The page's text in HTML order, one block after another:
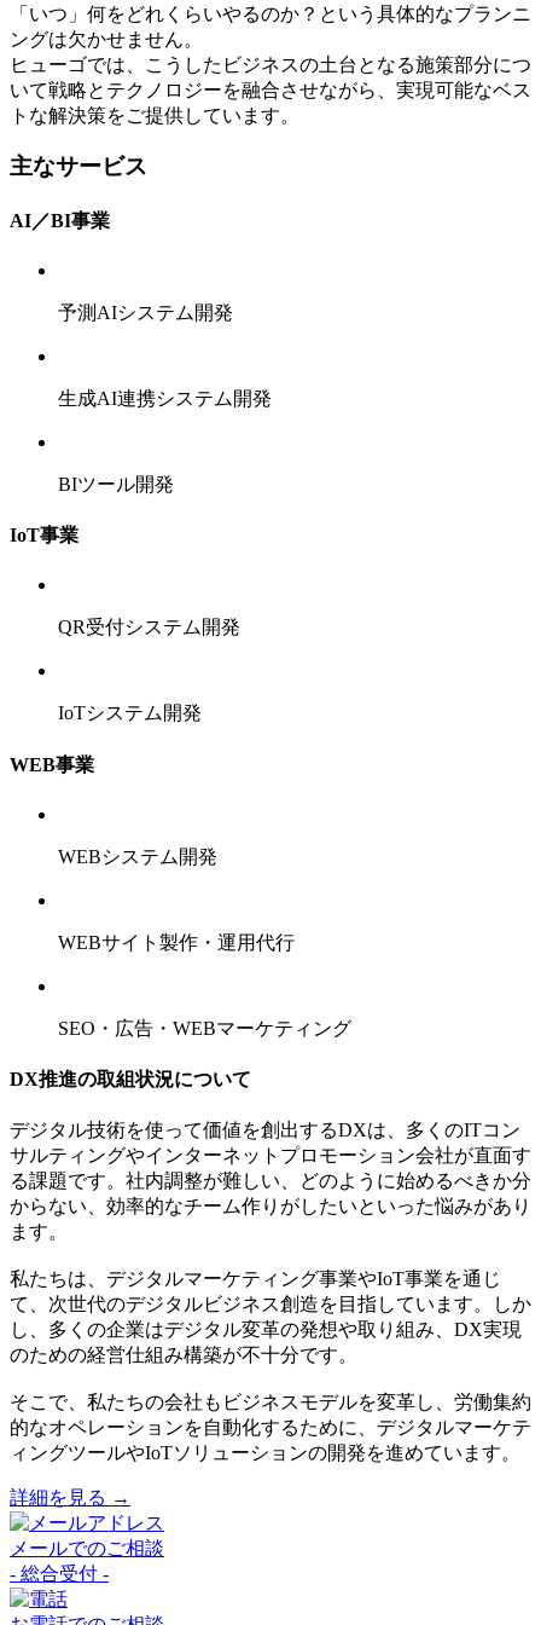
「いつ」何をどれくらいやるのか？という具体的なプランニ
ングは欠かせません。
ヒューゴでは、こうしたビジネスの土台となる施策部分につ
いて戦略とテクノロジーを融合させながら、実現可能なベス
トな解決策をご提供しています。
主なサービス
AI／BI事業
予測AIシステム開発
生成AI連携システム開発
BIツール開発
IoT事業
QR受付システム開発
IoTシステム開発
WEB事業
WEBシステム開発
WEBサイト製作・運用代行
SEO・広告・WEBマーケティング
DX推進の取組状況について
デジタル技術を使って価値を創出するDXは、多くのITコン
サルティングやインターネットプロモーション会社が直面す
る課題です。社内調整が難しい、どのように始めるべきか分
からない、効率的なチーム作りがしたいといった悩みがあり
ます。
私たちは、デジタルマーケティング事業やIoT事業を通じ
て、次世代のデジタルビジネス創造を目指しています。しか
し、多くの企業はデジタル変革の発想や取り組み、DX実現
のための経営仕組み構築が不十分です。
そこで、私たちの会社もビジネスモデルを変革し、労働集約
的なオペレーションを自動化するために、デジタルマーケテ
ィングツールやIoTソリューションの開発を進めています。
詳細を見る →
メールでのご相談
- 総合受付 -